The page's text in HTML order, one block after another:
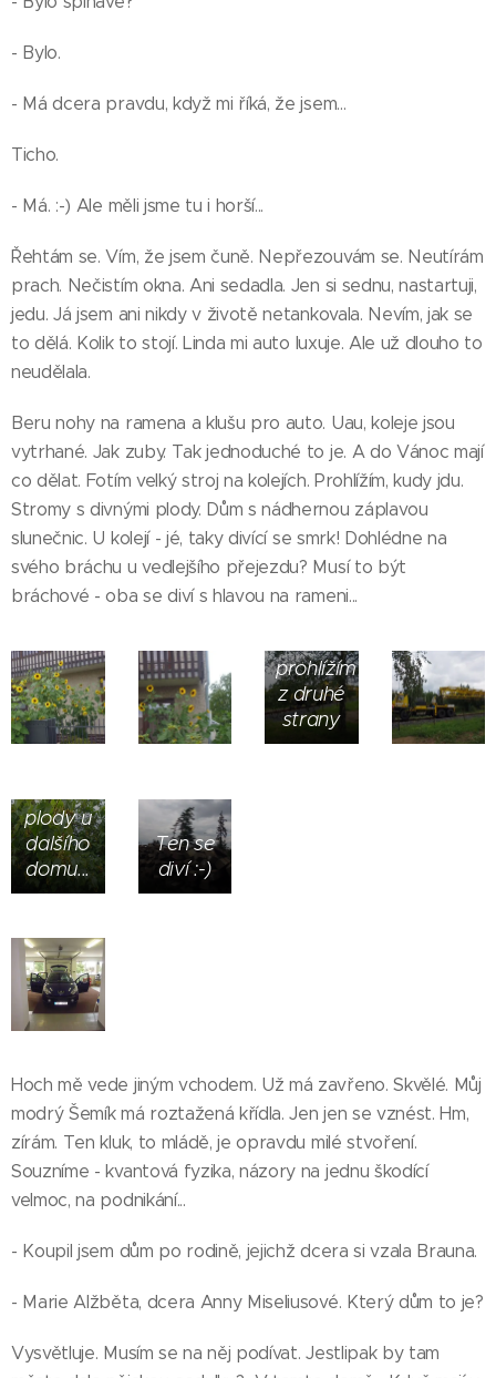
- Bylo.
- Má dcera pravdu, když mi říká, že jsem...
Ticho.
- Má. :-) Ale měli jsme tu i horší...
Řehtám se. Vím, že jsem čuně. Nepřezouvám se. Neutírám
prach. Nečistím okna. Ani sedadla. Jen si sednu, nastartuji,
jedu. Já jsem ani nikdy v životě netankovala. Nevím, jak se
to dělá. Kolik to stojí. Linda mi auto luxuje. Ale už dlouho to
neudělala.
Beru nohy na ramena a klušu pro auto. Uau, koleje jsou
vytrhané. Jak zuby. Tak jednoduché to je. A do Vánoc mají
co dělat. Fotím velký stroj na kolejích. Prohlížím, kudy jdu.
Stromy s divnými plody. Dům s nádhernou záplavou
slunečnic. U kolejí - jé, taky divící se smrk! Dohlédne na
svého bráchu u vedlejšího přejezdu? Musí to být
bráchové - oba se diví s hlavou na rameni...
prohlížím
z druhé
strany
plody u
dalšího
domu...
Ten se
diví :-)
Hoch mě vede jiným vchodem. Už má zavřeno. Skvělé. Můj
modrý Šemík má roztažená křídla. Jen jen se vznést. Hm,
zírám. Ten kluk, to mládě, je opravdu milé stvoření.
Souzníme - kvantová fyzika, názory na jednu škodící
velmoc, na podnikání...
- Koupil jsem dům po rodině, jejichž dcera si vzala Brauna.
- Marie Alžběta, dcera Anny Miseliusové. Který dům to je?
Vysvětluje. Musím se na něj podívat. Jestlipak by tam